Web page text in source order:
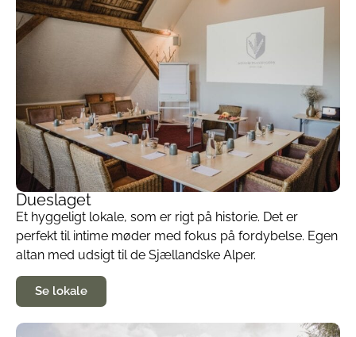
Dueslaget
Et hyggeligt lokale, som er rigt på historie. Det er
perfekt til intime møder med fokus på fordybelse. Egen
altan med udsigt til de Sjællandske Alper.
Se lokale